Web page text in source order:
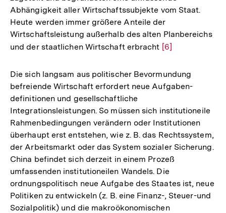
Abhängigkeit aller Wirtschaftssubjekte vom Staat.
Heute werden immer größere Anteile der
Wirtschaftsleistung außerhalb des alten Planbereichs
und der staatlichen Wirtschaft erbracht Zur
der
Fußnote
[6]
Die sich langsam aus politischer Bevormundung
befreiende Wirtschaft erfordert neue Aufgaben-
definitionen und gesellschaftliche
Integrationsleistungen. So müssen sich institutioneile
Rahmenbedingungen verändern oder Institutionen
überhaupt erst entstehen, wie z. B. das Rechtssystem,
der Arbeitsmarkt oder das System sozialer Sicherung.
China befindet sich derzeit in einem Prozeß
umfassenden institutioneilen Wandels. Die
ordnungspolitisch neue Aufgabe des Staates ist, neue
Politiken zu entwickeln (z. B. eine Finanz-, Steuer-und
Sozialpolitik) und die makroökonomischen